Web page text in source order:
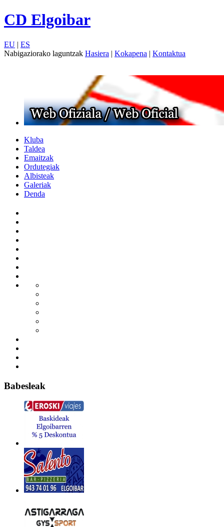
CD Elgoibar
EU | ES
Nabigaziorako laguntzak Hasiera | Kokapena | Kontaktua
Kluba
Taldea
Emaitzak
Ordutegiak
Albisteak
Galeriak
Denda
Babesleak